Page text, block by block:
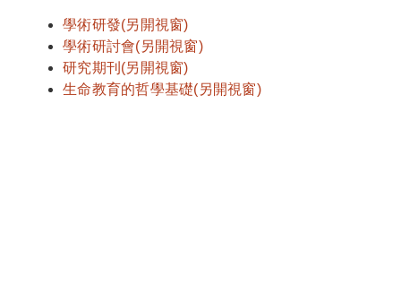
學術研發(另開視窗)
學術研討會(另開視窗)
研究期刊(另開視窗)
生命教育的哲學基礎(另開視窗)